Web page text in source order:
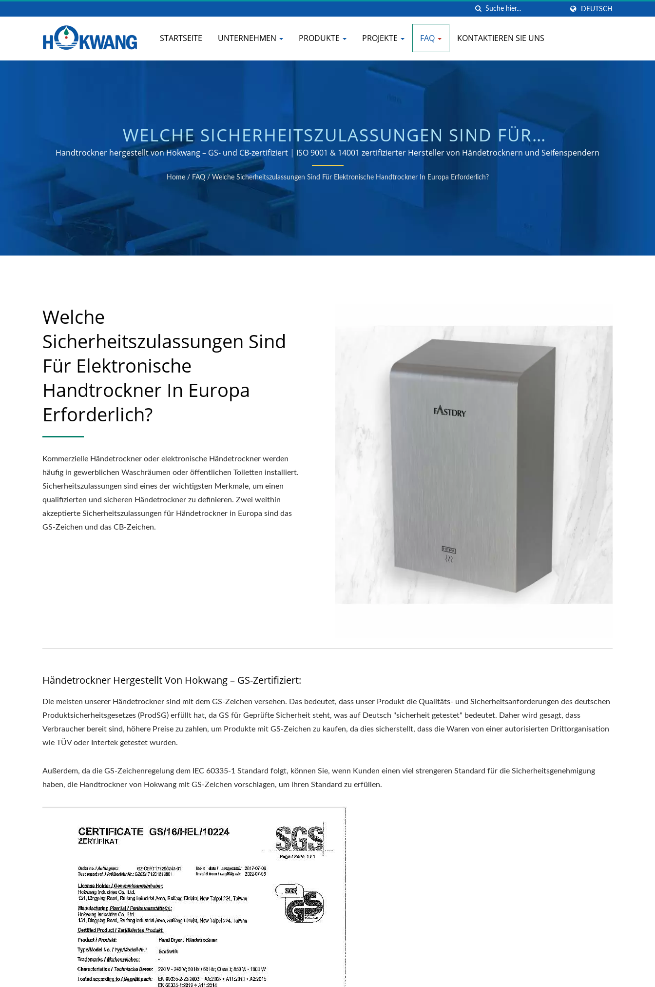
DEUTSCH
STARTSEITE UNTERNEHMEN PRODUKTE PROJEKTE FAQ KONTAKTIEREN SIE UNS
WELCHE SICHERHEITSZULASSUNGEN SIND FÜR
ELEKTRONISCHE HANDTROCKNER IN EUROPA ERFORDERLICH?
| HERSTELLER VON HÄNDETROCKNERN FÜR GEWERBLICHE
BADEZIMMER | HOKWANG
Handtrockner hergestellt von Hokwang – GS- und CB-zertifiziert | ISO 9001 & 14001 zertifizierter Hersteller von Händetrocknern und Seifenspendern
Home / FAQ / Welche Sicherheitszulassungen Sind Für Elektronische Handtrockner In Europa Erforderlich?
Welche
Sicherheitszulassungen Sind
Für Elektronische
Handtrockner In Europa
Erforderlich?
Kommerzielle Händetrockner oder elektronische Händetrockner werden
häufig in gewerblichen Waschräumen oder öffentlichen Toiletten installiert.
Sicherheitszulassungen sind eines der wichtigsten Merkmale, um einen
qualifizierten und sicheren Händetrockner zu definieren. Zwei weithin
akzeptierte Sicherheitszulassungen für Händetrockner in Europa sind das
GS-Zeichen und das CB-Zeichen.
Händetrockner Hergestellt Von Hokwang – GS-Zertifiziert:
Die meisten unserer Händetrockner sind mit dem GS-Zeichen versehen. Das bedeutet, dass unser Produkt die Qualitäts- und Sicherheitsanforderungen des deutschen
Produktsicherheitsgesetzes (ProdSG) erfüllt hat, da GS für Geprüfte Sicherheit steht, was auf Deutsch "sicherheit getestet" bedeutet. Daher wird gesagt, dass
Verbraucher bereit sind, höhere Preise zu zahlen, um Produkte mit GS-Zeichen zu kaufen, da dies sicherstellt, dass die Waren von einer autorisierten Drittorganisation
wie TÜV oder Intertek getestet wurden.
Außerdem, da die GS-Zeichenregelung dem IEC 60335-1 Standard folgt, können Sie, wenn Kunden einen viel strengeren Standard für die Sicherheitsgenehmigung
haben, die Handtrockner von Hokwang mit GS-Zeichen vorschlagen, um ihren Standard zu erfüllen.